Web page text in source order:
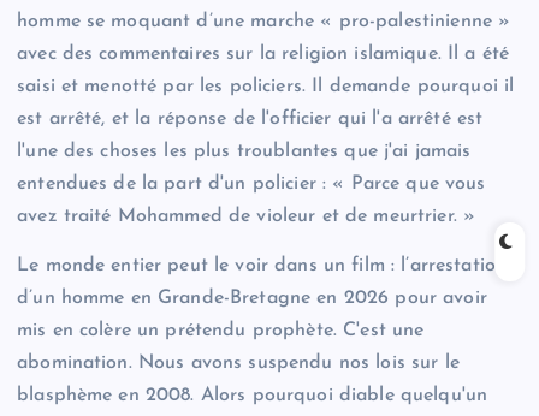
homme se moquant d’une marche « pro-palestinienne »
avec des commentaires sur la religion islamique. Il a été
saisi et menotté par les policiers. Il demande pourquoi il
est arrêté, et la réponse de l'officier qui l'a arrêté est
l'une des choses les plus troublantes que j'ai jamais
entendues de la part d'un policier : « Parce que vous
avez traité Mohammed de violeur et de meurtrier. »
Le monde entier peut le voir dans un film : l’arrestation
d’un homme en Grande-Bretagne en 2026 pour avoir
mis en colère un prétendu prophète. C'est une
abomination. Nous avons suspendu nos lois sur le
blasphème en 2008. Alors pourquoi diable quelqu'un